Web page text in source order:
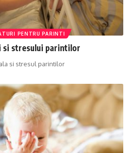
PENTRU PARINTI
si stresului parintilor
si stresul parintilor